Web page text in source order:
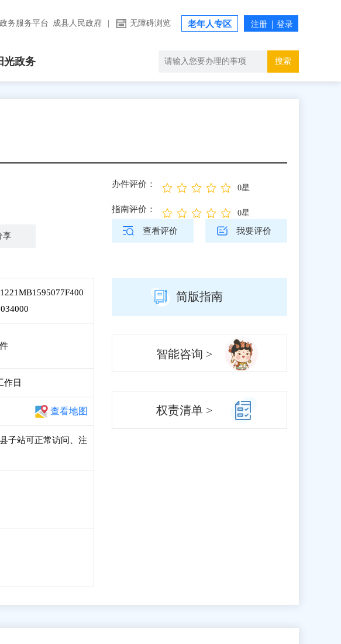
务服务平台 成县人民政府 无障碍浏览 老年人专区
光政务 搜索
享
办件评价： 0星
指南评价： 0星
查看评价 我要评价
作日
查看地图
子站可正常访问、注
简版指南
智能咨询 >
权责清单 >